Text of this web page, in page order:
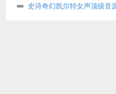
史诗奇幻凯尔特女声顶级